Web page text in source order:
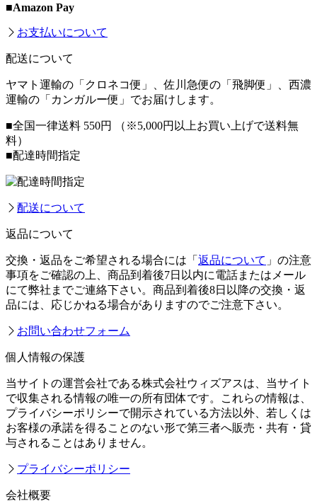
■Amazon Pay
お支払いについて
配送について
ヤマト運輸の「クロネコ便」、佐川急便の「飛脚便」、西濃
運輸の「カンガルー便」でお届けします。
■全国一律送料 550円
（※5,000円以上お買い上げで送料無
料）
■配達時間指定
配送について
返品について
交換・返品をご希望される場合には「 返品について 」の注意
事項をご確認の上、商品到着後7日以内に電話またはメール
にて弊社までご連絡下さい。商品到着後8日以降の交換・返
品には、応じかねる場合がありますのでご注意下さい。
お問い合わせフォーム
個人情報の保護
当サイトの運営会社である株式会社ウィズアスは、当サイト
で収集される情報の唯一の所有団体です。これらの情報は、
プライバシーポリシーで開示されている方法以外、若しくは
お客様の承諾を得ることのない形で第三者へ販売・共有・貸
与されることはありません。
プライバシーポリシー
会社概要